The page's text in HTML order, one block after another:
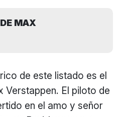
MAX
de este listado es el
Verstappen. El piloto de
en el amo y señor